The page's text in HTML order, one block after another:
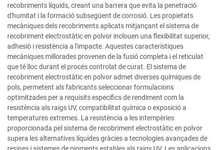
recobriments líquids, creant una barrera que evita la penetració
d'humitat i la formació subsegüent de corrosió. Les propietats
mecàniques dels recobriments aplicats mitjançant el sistema de
recobriment electrostàtic en polvor inclouen una flexibilitat superior,
adhesió i resistència a l'impacte. Aquestes característiques
mecàniques millorades provenen de la fusió completa i el reticulat
que té lloc durant el procés controlat de curat. El sistema de
recobriment electrostàtic en polvor admet diverses químiques de
pols, permetent als fabricants seleccionar formulacions
optimitzades per a requisits específics de rendiment com la
resistència als raigs UV, compatibilitat química o exposició a
temperatures extremes. La resistència a les intempèries
proporcionada pel sistema de recobriment electrostàtic en polvor
supera les alternatives líquides gràcies a tecnologies avançades de